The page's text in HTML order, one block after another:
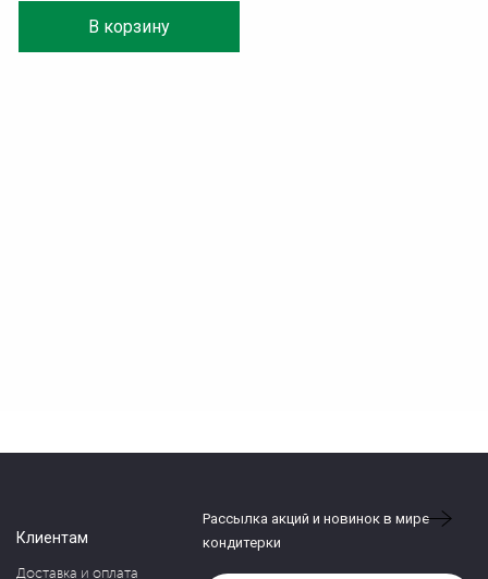
В корзину
Клиентам
Доставка и оплата
Рассылка акций и новинок в мире
кондитерки